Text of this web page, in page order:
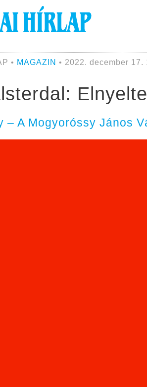
• MAGAZIN • 2022. december 17.
– A Mogyoróssy János